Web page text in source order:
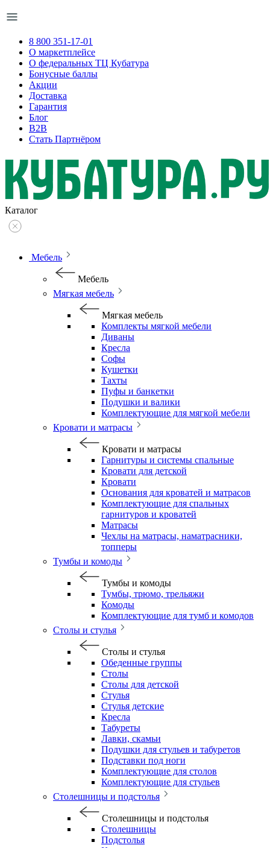
8 800 351-17-01
О маркетплейсе
О федеральных ТЦ Кубатура
Бонусные баллы
Акции
Доставка
Гарантия
Блог
B2B
Стать Партнёром
Каталог
Мебель
Мебель
Мягкая мебель
Мягкая мебель
Комплекты мягкой мебели
Диваны
Кресла
Софы
Кушетки
Тахты
Пуфы и банкетки
Подушки и валики
Комплектующие для мягкой мебели
Кровати и матрасы
Кровати и матрасы
Гарнитуры и системы спальные
Кровати для детской
Кровати
Основания для кроватей и матрасов
Комплектующие для спальных
гарнитуров и кроватей
Матрасы
Чехлы на матрасы, наматрасники,
топперы
Тумбы и комоды
Тумбы и комоды
Тумбы, трюмо, трельяжи
Комоды
Комплектующие для тумб и комодов
Столы и стулья
Столы и стулья
Обеденные группы
Столы
Столы для детской
Стулья
Стулья детские
Кресла
Табуреты
Лавки, скамьи
Подушки для стульев и табуретов
Подставки под ноги
Комплектующие для столов
Комплектующие для стульев
Столешницы и подстолья
Столешницы и подстолья
Столешницы
Подстолья